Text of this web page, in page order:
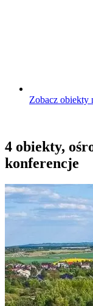
Zobacz obiekty
4 obiekty,
konferencje